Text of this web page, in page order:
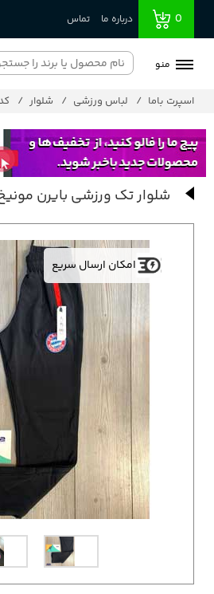
0 درباره ما تماس
منو
اسپرت باما لباس ورزشی شلوار کد :
شلوار تک ورزشی بایرن
امکان ارسال سریع